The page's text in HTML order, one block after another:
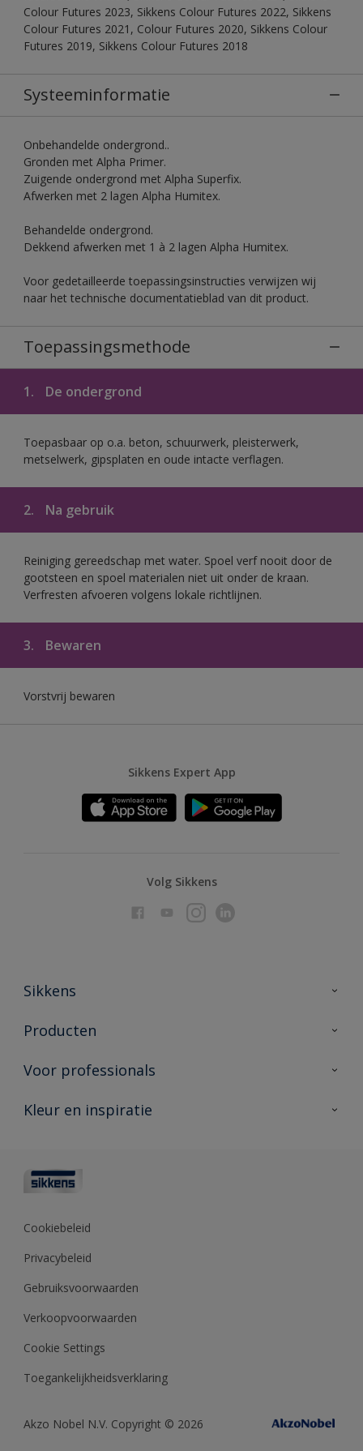
Colour Futures 2023, Sikkens Colour Futures 2022, Sikkens
Colour Futures 2021, Colour Futures 2020, Sikkens Colour
Futures 2019, Sikkens Colour Futures 2018
Systeeminformatie
Onbehandelde ondergrond..
Gronden met Alpha Primer.
Zuigende ondergrond met Alpha Superfix.
Afwerken met 2 lagen Alpha Humitex.
Behandelde ondergrond.
Dekkend afwerken met 1 à 2 lagen Alpha Humitex.
Voor gedetailleerde toepassingsinstructies verwijzen wij
naar het technische documentatieblad van dit product.
Toepassingsmethode
1. De ondergrond
Toepasbaar op o.a. beton, schuurwerk, pleisterwerk,
metselwerk, gipsplaten en oude intacte verflagen.
2. Na gebruik
Reiniging gereedschap met water. Spoel verf nooit door de
gootsteen en spoel materialen niet uit onder de kraan.
Verfresten afvoeren volgens lokale richtlijnen.
3. Bewaren
Vorstvrij bewaren
Sikkens Expert App
Volg Sikkens
Sikkens
Over Sikkens
Duurzaamheid
Producten
Producten voor binnen
Vind je verkooppunt
Voor professionals
Advies & service
Polyfilla Pro
Sikkens Center
Kleur en inspiratie
Kleurcollecties
Kennisbank
Cookiebeleid
Privacybeleid
Gebruiksvoorwaarden
Verkoopvoorwaarden
Cookie Settings
Toegankelijkheidsverklaring
Akzo Nobel N.V. Copyright © 2026